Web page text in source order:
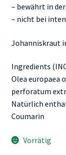
– bewährt in
– nicht bei
Johanniskraut
Ingredients
Olea europaea
perforatum
Natürlich
Coumarin
Vorrätig